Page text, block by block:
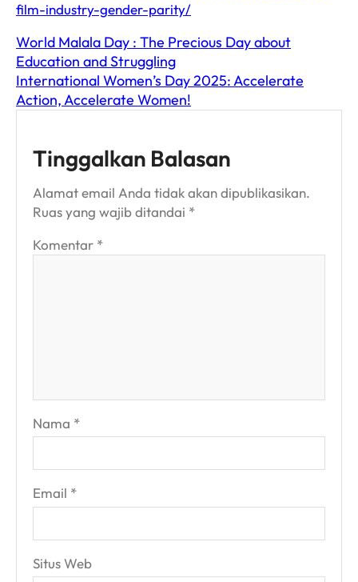
film-industry-gender-parity/
World Malala Day : The Precious Day about
Education and Struggling
International Women’s Day 2025: Accelerate
Action, Accelerate Women!
Tinggalkan Balasan
Alamat email Anda tidak akan dipublikasikan.
Ruas yang wajib ditandai *
Komentar *
Nama *
Email *
Situs Web